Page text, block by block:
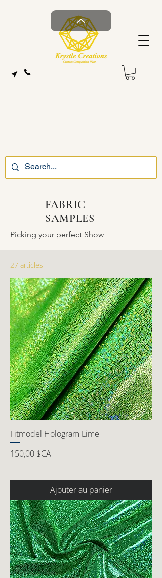
FABRIC
SAMPLES
Picking your perfect Show
27 articles
Fitmodel Hologram Lime
Prix
150,00 $CA
Ajouter au panier